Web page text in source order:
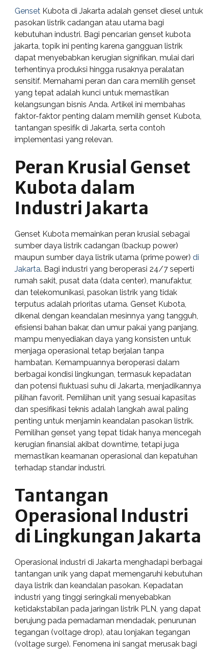
Genset Kubota di Jakarta adalah genset diesel untuk
pasokan listrik cadangan atau utama bagi
kebutuhan industri. Bagi pencarian genset kubota
jakarta, topik ini penting karena gangguan listrik
dapat menyebabkan kerugian signifikan, mulai dari
terhentinya produksi hingga rusaknya peralatan
sensitif. Memahami peran dan cara memilih genset
yang tepat adalah kunci untuk memastikan
kelangsungan bisnis Anda. Artikel ini membahas
faktor-faktor penting dalam memilih genset Kubota,
tantangan spesifik di Jakarta, serta contoh
implementasi yang relevan.
Peran Krusial Genset
Kubota dalam
Industri Jakarta
Genset Kubota memainkan peran krusial sebagai
sumber daya listrik cadangan (backup power)
maupun sumber daya listrik utama (prime power) di
Jakarta. Bagi industri yang beroperasi 24/7 seperti
rumah sakit, pusat data (data center), manufaktur,
dan telekomunikasi, pasokan listrik yang tidak
terputus adalah prioritas utama. Genset Kubota,
dikenal dengan keandalan mesinnya yang tangguh,
efisiensi bahan bakar, dan umur pakai yang panjang,
mampu menyediakan daya yang konsisten untuk
menjaga operasional tetap berjalan tanpa
hambatan. Kemampuannya beroperasi dalam
berbagai kondisi lingkungan, termasuk kepadatan
dan potensi fluktuasi suhu di Jakarta, menjadikannya
pilihan favorit. Pemilihan unit yang sesuai kapasitas
dan spesifikasi teknis adalah langkah awal paling
penting untuk menjamin keandalan pasokan listrik.
Pemilihan genset yang tepat tidak hanya mencegah
kerugian finansial akibat downtime, tetapi juga
memastikan keamanan operasional dan kepatuhan
terhadap standar industri.
Tantangan
Operasional Industri
di Lingkungan Jakarta
Operasional industri di Jakarta menghadapi berbagai
tantangan unik yang dapat memengaruhi kebutuhan
daya listrik dan keandalan pasokan. Kepadatan
industri yang tinggi seringkali menyebabkan
ketidakstabilan pada jaringan listrik PLN, yang dapat
berujung pada pemadaman mendadak, penurunan
tegangan (voltage drop), atau lonjakan tegangan
(voltage surge). Fenomena ini sangat merusak bagi